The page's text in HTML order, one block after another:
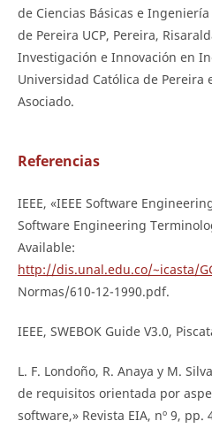
de Ciencias Básicas e
de Pereira UCP, Pereira,
Investigación e Innovación en
Universidad Católica de
Asociado.
Referencias
IEEE, «IEEE Software
Software Engineering
Available:
http://dis.unal.edu.co/~icasta/
Normas/610-12-1990.pdf.
IEEE, SWEBOK Guide V3.0,
L. F. Londoño, R. Anaya y M.
de requisitos orientada por
software,» Revista EIA, nº 9, pp.